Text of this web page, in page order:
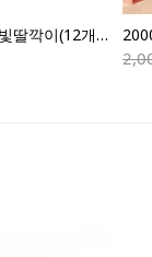
3500 클리어불빛딸깍이(12개입)